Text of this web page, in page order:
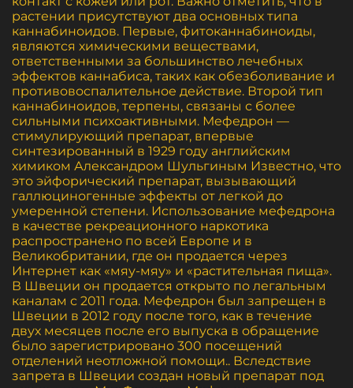
растении присутствуют два основных типа
каннабиноидов. Первые, фитоканнабиноиды,
являются химическими веществами,
ответственными за большинство лечебных
эффектов каннабиса, таких как обезболивание и
противовоспалительное действие. Второй тип
каннабиноидов, терпены, связаны с более
сильными психоактивными. Мефедрон —
стимулирующий препарат, впервые
синтезированный в 1929 году английским
химиком Александром Шульгиным Известно, что
это эйфорический препарат, вызывающий
галлюциногенные эффекты от легкой до
умеренной степени. Использование мефедрона
в качестве рекреационного наркотика
распространено по всей Европе и в
Великобритании, где он продается через
Интернет как «мяу-мяу» и «растительная пища».
В Швеции он продается открыто по легальным
каналам с 2011 года. Мефедрон был запрещен в
Швеции в 2012 году после того, как в течение
двух месяцев после его выпуска в обращение
было зарегистрировано 300 посещений
отделений неотложной помощи.. Вследствие
запрета в Швеции создан новый препарат под